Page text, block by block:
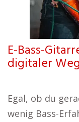
E-Bass-
digitaler Weg
Egal, ob du
wenig Bass-